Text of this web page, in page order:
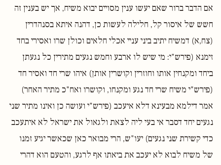
אם הדבר ברור שאם יעשו ענין מסויים יבוא משיח, אך יש בענין זה
חשש של איסור קל, חלילה לעשות כן, דהנה איתא בסנהדרין
(צח,א) דמשיח יתיב ביני עניי אכלי חלאים וכולן שרו ואסירי בחד
זימנא (פירש"י: מי שיש לו ארבע וחמש נגעים מתירין כל נגעתן
ביחד ומקנחין אותו וחוזרין וקושרין אותן) איהו שרי חד ואסיר חד
(פירש"י משיח שרי חד נגע ומקנחו, וקושרו ואח"כ מתיר האחר)
אמר דילמא מבעינא דלא איעכב (פירש"י ועושה כן ואינו מתיר שני
נגעים יחד דסבר אי בעי ליה לצאת ולגאול את ישראל לא איתעכב
כדי קשירת שני נגעים) יעו"ש, הרי מבואר כאן שכאשר יגיע זמנו
של משיח לבוא לא יעכב את ביאתו אף לרגע, והטעם הוא דהרי